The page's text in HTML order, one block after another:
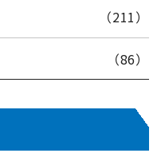
（211）
（86）